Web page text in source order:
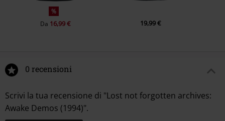
%
Da 16,99 € 19,99 €
0 recensioni
Scrivi la tua recensione di "Lost not forgotten archives:
Awake Demos (1994)".